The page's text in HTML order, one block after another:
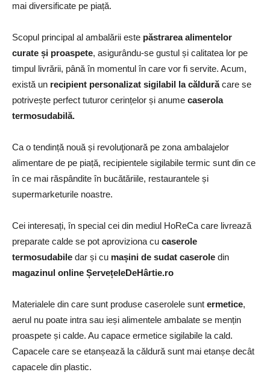
mai diversificate pe piață.
Scopul principal al ambalării este păstrarea alimentelor
curate și proaspete, asigurându-se gustul și calitatea lor pe
timpul livrării, până în momentul în care vor fi servite. Acum,
există un recipient personalizat sigilabil la căldurăcare se
potrivește perfect tuturor cerințelor și anume caserola
termosudabilă.
Ca o tendință nouă și revoluţionară pe zona ambalajelor
alimentare de pe piață, recipientele sigilabile termic sunt din ce
în ce mai răspândite în bucătăriile, restaurantele și
supermarketurile noastre.
Cei interesați, în special cei din mediul HoReCa care livrează
preparate calde se pot aproviziona cu caserole
termosudabile dar și cu mașini de sudat caserole din
magazinul online ȘervețeleDeHârtie.ro
Materialele din care sunt produse caserolele sunt ermetice,
aerul nu poate intra sau ieși alimentele ambalate se mențin
proaspete și calde. Au capace ermetice sigilabile la cald.
Capacele care se etanșează la căldură sunt mai etanșe decât
capacele din plastic.